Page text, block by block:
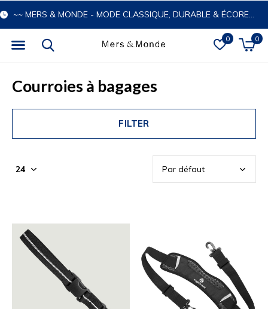
0 0
~~ MERS & MONDE - MODE CLASSIQUE, DURABLE & ÉCORESPONSABLE
Courroies à bagages
FILTER